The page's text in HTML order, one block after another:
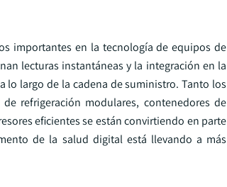
importantes en la tecnología de equipos de
lecturas instantáneas y la integración en la
largo de la cadena de suministro. Tanto los
refrigeración modulares, contenedores de
eficientes se están convirtiendo en parte
de la salud digital está llevando a más